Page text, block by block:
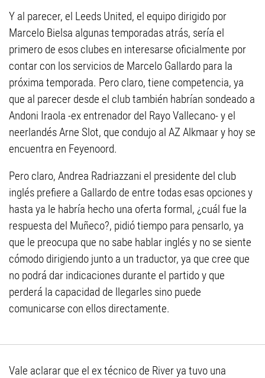
Y al parecer, el Leeds United, el equipo dirigido por
Marcelo Bielsa algunas temporadas atrás, sería el
primero de esos clubes en interesarse oficialmente por
contar con los servicios de Marcelo Gallardo para la
próxima temporada. Pero claro, tiene competencia, ya
que al parecer desde el club también habrían sondeado a
Andoni Iraola -ex entrenador del Rayo Vallecano- y el
neerlandés Arne Slot, que condujo al AZ Alkmaar y hoy se
encuentra en Feyenoord.
Pero claro, Andrea Radriazzani el presidente del club
inglés prefiere a Gallardo de entre todas esas opciones y
hasta ya le habría hecho una oferta formal, ¿cuál fue la
respuesta del Muñeco?, pidió tiempo para pensarlo, ya
que le preocupa que no sabe hablar inglés y no se siente
cómodo dirigiendo junto a un traductor, ya que cree que
no podrá dar indicaciones durante el partido y que
perderá la capacidad de llegarles sino puede
comunicarse con ellos directamente.
Vale aclarar que el ex técnico de River ya tuvo una